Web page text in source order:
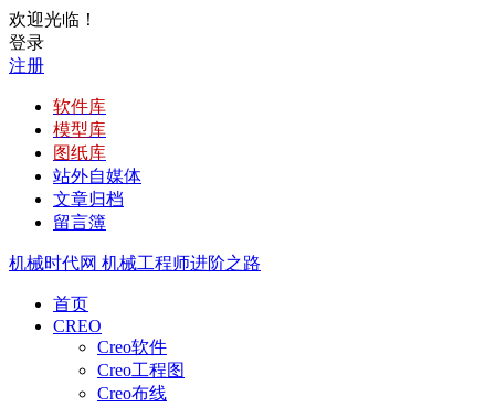
欢迎光临！
登录
注册
软件库
模型库
图纸库
站外自媒体
文章归档
留言簿
机械时代网 机械工程师进阶之路
首页
CREO
Creo软件
Creo工程图
Creo布线